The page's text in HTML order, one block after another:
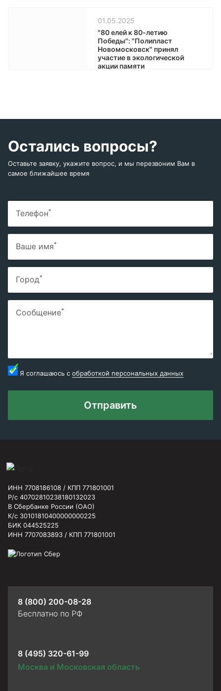
01.05.2025
"80 елей к 80-летию
Победы": "Полипласт
Новомосковск" принял
участие в экологической
акции памяти
Остались вопросы?
Оставьте заявку, укажите вопрос, и мы перезвоним Вам в
самое ближайшее время
Телефон*
Ваше имя*
Город*
Сообщение*
Я соглашаюсь с обработкой персональных данных
Отправить
ИНН 7708186108 / КПП 771801001
Р/с 40702810238180132023
В Сбербанке России (ОАО)
К/с 30101810400000000225
БИК 044525225
ИНН 7707083893 / КПП 771801001
8 (800) 200-08-28
Бесплатно по РФ
8 (495) 320-61-99
Москва и Московская область